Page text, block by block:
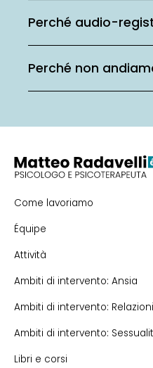
Perché audio-
Perché non
Come lavoriamo
Équipe
Attività
Ambiti di intervento: Ansia
Ambiti di intervento: Relazioni
Ambiti di intervento:
Libri e corsi